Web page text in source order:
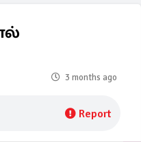
3 months ago
Report